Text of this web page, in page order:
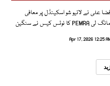
علی نے لائیو شو اسکینڈل پر معافی
مانگ لی PEMRA کا نوٹس کیس نے سنگین
Apr 17, 2026 12:25